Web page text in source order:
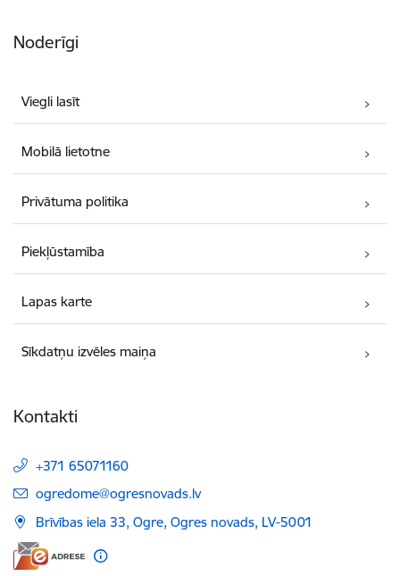
Noderīgi
Viegli lasīt
Mobilā lietotne
Privātuma politika
Piekļūstamība
Lapas karte
Sīkdatņu izvēles maiņa
Kontakti
+371 65071160
E-pasts:
ogredome@ogresnovads.lv
Brīvības iela 33, Ogre, Ogres novads, LV-5001